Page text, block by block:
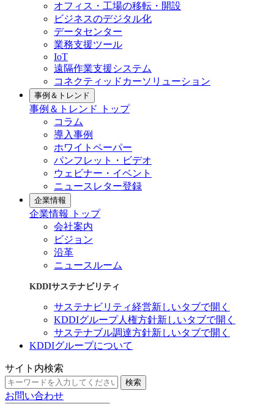
オフィス・工場の移転・開設
ビジネスのデジタル化
データセンター
業務支援ツール
IoT
遠隔作業支援システム
コネクティッドカーソリューション
事例＆トレンド
事例＆トレンド トップ
コラム
導入事例
ホワイトペーパー
パンフレット・ビデオ
ウェビナー・イベント
ニュースレター登録
企業情報
企業情報 トップ
会社案内
ビジョン
沿革
ニュースルーム
KDDIサステナビリティ
サステナビリティ経営新しいタブで開く
KDDIグループ人権方針新しいタブで開く
サステナブル調達方針新しいタブで開く
KDDIグループについて
サイト内検索
検索
お問い合わせ